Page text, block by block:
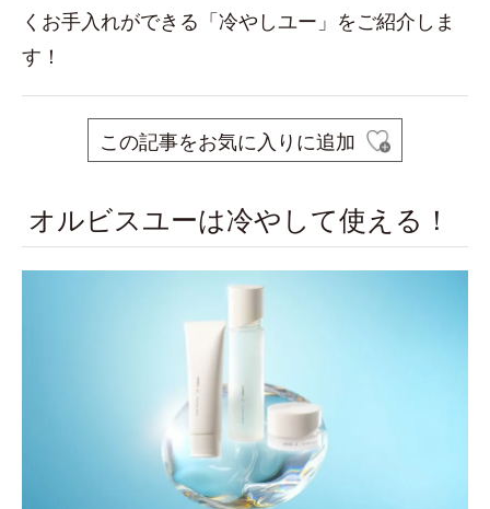
くお手入れができる「冷やしユー」をご紹介しま
す！
この記事をお気に入りに追加
オルビスユーは冷やして使える！